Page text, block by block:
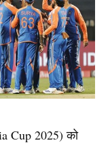
Cup 2025) को